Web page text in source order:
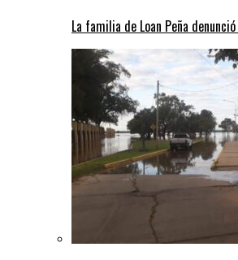
La familia de Loan Peña